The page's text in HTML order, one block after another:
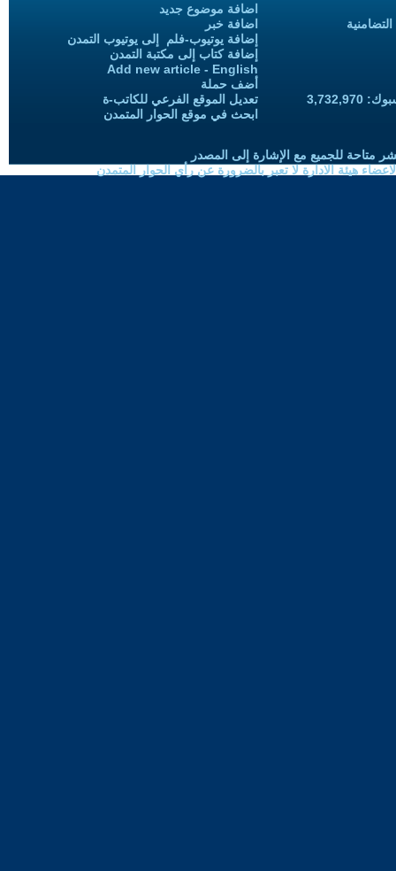
اضافة موضوع جديد
اضافة خبر
إضافة يوتيوب-فلم إلى يوتيوب التمدن
إضافة كتاب إلى مكتبة التمدن
Add new article - English
أضف حملة
تعديل الموقع الفرعي للكاتب-ة
ابحث في موقع الحوار المتمدن
متاحة للجميع مع الإشارة إلى المصدر
هيئة الادارة لا تعبر بالضرورة عن رأي الحوار المتمدن